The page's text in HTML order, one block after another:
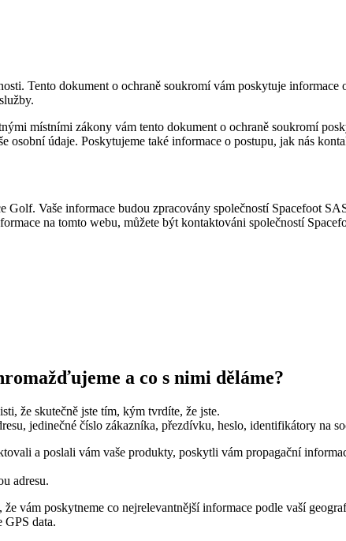
Tento dokument o ochraně soukromí vám poskytuje informace
místními zákony vám tento dokument o ochraně soukromí
osobní údaje. Poskytujeme také informace o postupu, jak nás
Golf. Vaše informace budou zpracovány společností Spacefoot
na tomto webu, můžete být kontaktováni společností
a co s nimi děláme?
že skutečně jste tím, kým tvrdíte, že jste.
jedinečné číslo zákazníka, přezdívku, heslo, identifikátory na
a poslali vám vaše produkty, poskytli vám propagační
adresu.
vám poskytneme co nejrelevantnější informace podle vaší
GPS data.